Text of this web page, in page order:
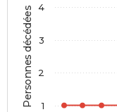
Personnes décédées 1
2
3
4